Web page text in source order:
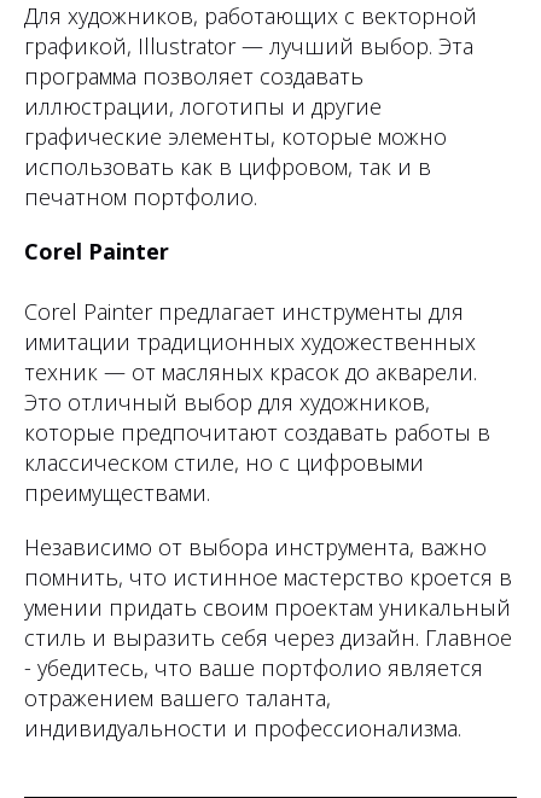
Для художников, работающих с векторной
графикой, Illustrator — лучший выбор. Эта
программа позволяет создавать
иллюстрации, логотипы и другие
графические элементы, которые можно
использовать как в цифровом, так и в
печатном портфолио.
Corel Painter
Corel Painter предлагает инструменты для
имитации традиционных художественных
техник — от масляных красок до акварели.
Это отличный выбор для художников,
которые предпочитают создавать работы в
классическом стиле, но с цифровыми
преимуществами.
Независимо от выбора инструмента, важно
помнить, что истинное мастерство кроется в
умении придать своим проектам уникальный
стиль и выразить себя через дизайн. Главное
- убедитесь, что ваше портфолио является
отражением вашего таланта,
индивидуальности и профессионализма.